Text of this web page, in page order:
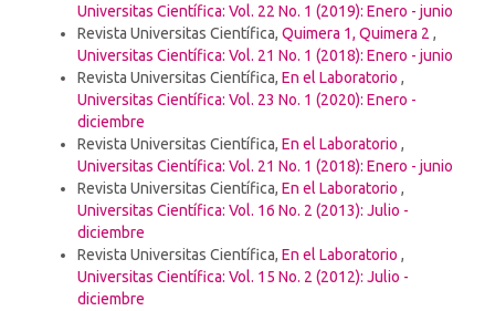
Universitas Científica: Vol. 22 No. 1 (2019): Enero - junio
Revista Universitas Científica, Quimera 1, Quimera 2 ,
Universitas Científica: Vol. 21 No. 1 (2018): Enero - junio
Revista Universitas Científica, En el Laboratorio ,
Universitas Científica: Vol. 23 No. 1 (2020): Enero -
diciembre
Revista Universitas Científica, En el Laboratorio ,
Universitas Científica: Vol. 21 No. 1 (2018): Enero - junio
Revista Universitas Científica, En el Laboratorio ,
Universitas Científica: Vol. 16 No. 2 (2013): Julio -
diciembre
Revista Universitas Científica, En el Laboratorio ,
Universitas Científica: Vol. 15 No. 2 (2012): Julio -
diciembre